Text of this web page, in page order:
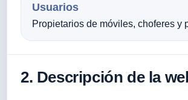
Usuarios
Propietarios de móviles, choferes y
2. Descripción de la